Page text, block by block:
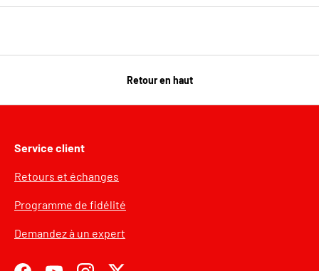
Retour en haut
Service client
Retours et échanges
Programme de fidélité
Demandez à un expert